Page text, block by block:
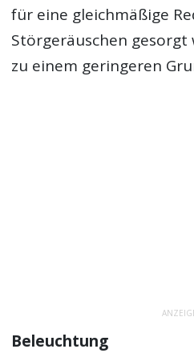
für eine gleichmäßige
Störgeräuschen
zu einem geringeren
Beleuchtung